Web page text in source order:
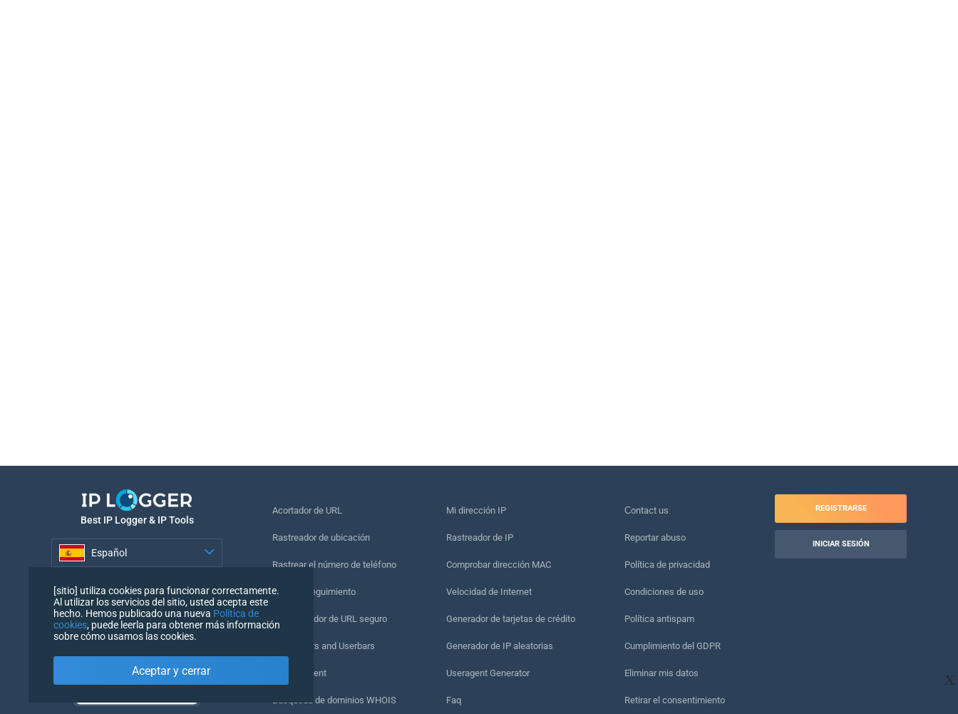
X
Best IP Logger & IP Tools
Español
Acortador de URL
Rastreador de ubicación
Rastrear el número de teléfono
Píxel de seguimiento
Comprobador de URL seguro
IP Counters and Userbars
Mi UserAgent
Búsqueda de dominios WHOIS
Mi dirección IP
Rastreador de IP
Comprobar dirección MAC
Velocidad de Internet
Generador de tarjetas de crédito
Generador de IP aleatorias
Useragent Generator
Faq
Сontact us
Reportar abuso
Política de privacidad
Condiciones de uso
Política antispam
Cumplimiento del GDPR
Eliminar mis datos
Retirar el consentimiento
REGISTRARSE
INICIAR SESIÓN
[sitio] utiliza cookies para funcionar correctamente.
Al utilizar los servicios del sitio, usted acepta este
hecho. Hemos publicado una nueva Política de
cookies, puede leerla para obtener más información
sobre cómo usamos las cookies.
Aceptar y cerrar